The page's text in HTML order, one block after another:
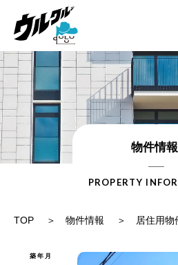
物件情報
PROPERTY
TOP 物件情報 居住用物
築年月